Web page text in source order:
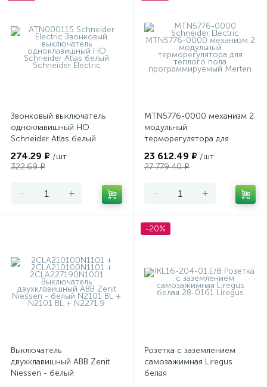
Звонковый выключатель
одноклавишный НО
Schneider Atlas белый
274.29 ₽ /шт
322.69 ₽
- +
MTN5776-0000 механизм 2
модульный
терморегулятора для
программируемый Merten
23 612.49 ₽ /шт
27 779.40 ₽
- +
Выключатель
двухклавишный ABB Zenit
Niessen - белый
-20%
Розетка с заземлением
самозажимная Liregus
белая